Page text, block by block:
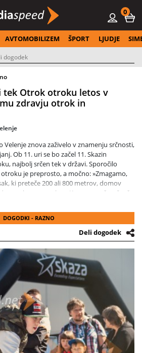
0
AVTOMOBILIZEM ŠPORT LJUDJE
tek Otrok otroku letos v
zdravju otrok in
Velenje znova zaživelo v znamenju srčnosti,
Ob 11. uri se bo začel 11. Skazin
najbolj srčen tek v državi. Sporočilo
je preprosto, a močno: »Zmagamo,
ki preteče 200 ali 800 metrov, domov
vsak zmagovalec. »Ko pomagaš, začneš
dogodek, ampak zrcalo vrednot naše
Skaza, pobudnica dogodka in solastnica
zdravje otrok in mladostnikov Letos
podpori projektoma Od Alje do
ki naslavljata eno najpomembnejših tem
in čustveno dobro počutje otrok,
štartnine v višini 8 evrov bodo
in donatorji prispevali sredstva izbranim
delom pomagajo otrokom in družinam v
empatijo, pogum in medsebojno
otroci in mladostniki potrebujejo bolj
se nam bo letos pridružil tudi predsednik
Dogodek, ki je v več kot desetletju
in povezanosti, je do danes
družin in podpornikov ter zbral več kot
otrokom in razvoj njihovih talentov.
DOGODKI - RAZNO
Deli dogodek